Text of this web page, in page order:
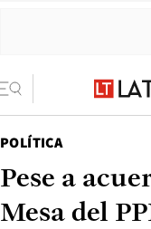
POLÍTICA
Pese a
Mesa del